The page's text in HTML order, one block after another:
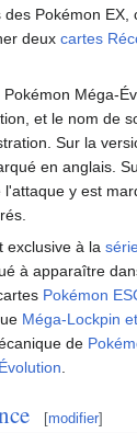
Pokémon EX,
deux cartes
Méga-
et le nom de
Sur la
en anglais.
y est
exclusive à la
à apparaître
Pokémon
Méga-Lockpin
de
.
[modifier]